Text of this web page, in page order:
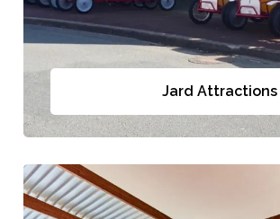
Jard Attractions
Jard Attractions